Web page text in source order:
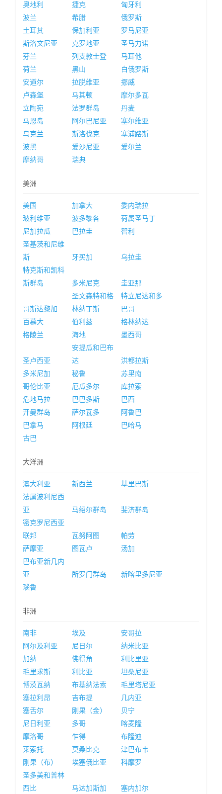
奥地利
捷克
匈牙利
波兰
希腊
俄罗斯
土耳其
保加利亚
罗马尼亚
斯洛文尼亚
克罗地亚
圣马力诺
芬兰
列支敦士登
马耳他
荷兰
黑山
白俄罗斯
安道尔
拉脱维亚
挪威
卢森堡
马其顿
摩尔多瓦
立陶宛
法罗群岛
丹麦
马恩岛
阿尔巴尼亚
塞尔维亚
乌克兰
斯洛伐克
塞浦路斯
波黑
爱沙尼亚
爱尔兰
摩纳哥
瑞典
美洲
美国 加拿大
委内瑞拉
玻利维亚
波多黎各
荷属圣马丁
尼加拉瓜
巴拉圭
智利
圣基茨和尼维
斯
牙买加
乌拉圭
特克斯和凯科
斯群岛
多米尼克 圭亚那
哥斯达黎加
圣文森特和格
林纳丁斯
特立尼达和多
巴哥
百慕大
伯利兹
格林纳达
格陵兰
海地 墨西哥
圣卢西亚
安提瓜和巴布
达
洪都拉斯
多米尼加
秘鲁
苏里南
哥伦比亚
厄瓜多尔
库拉索
危地马拉
巴巴多斯
巴西
开曼群岛
萨尔瓦多
阿鲁巴
巴拿马
阿根廷
巴哈马
古巴
大洋洲
澳大利亚 新西兰
基里巴斯
法属波利尼西
亚
马绍尔群岛
斐济群岛
密克罗尼西亚
联邦
瓦努阿图
帕劳
萨摩亚
图瓦卢
汤加
巴布亚新几内
亚
所罗门群岛
新喀里多尼亚
瑙鲁
非洲
南非 埃及
安哥拉
阿尔及利亚
尼日尔
纳米比亚
加纳
佛得角
利比里亚
毛里求斯
利比亚
坦桑尼亚
博茨瓦纳
布基纳法索
毛里塔尼亚
塞拉利昂
吉布提
几内亚
塞舌尔
刚果（金）
贝宁
尼日利亚
多哥
喀麦隆
摩洛哥
乍得
布隆迪
莱索托
莫桑比克
津巴布韦
刚果（布）
埃塞俄比亚
科摩罗
圣多美和普林
西比
马达加斯加 塞内加尔